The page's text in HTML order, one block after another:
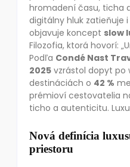
hromadení času, ticha
digitálny hluk zatieňuje
objavuje koncept slow
Filozofia, ktorá hovorí:
Podľa Condé Nast
2025 vzrástol dopyt po
destináciách o 42 %
prémioví cestovatelia
ticho a autenticitu.
Nová definícia
priestoru